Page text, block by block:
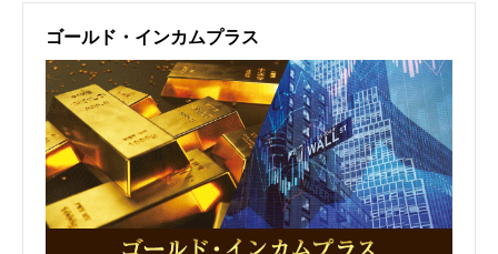
ゴールド・インカムプラス